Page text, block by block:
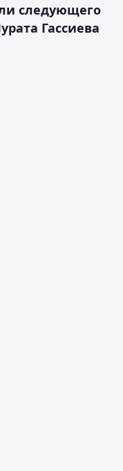
следующего
Гассиева